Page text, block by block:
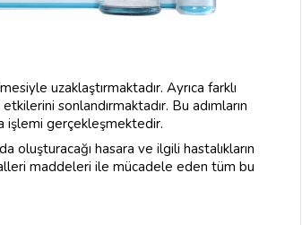
uzaklaştırmaktadır. Ayrıca farklı
sonlandırmaktadır. Bu adımların
işlemi gerçekleşmektedir.
hasara ve ilgili hastalıkların
maddeleri ile mücadele eden tüm bu